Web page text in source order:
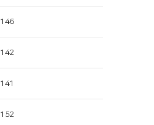
146
142
141
152